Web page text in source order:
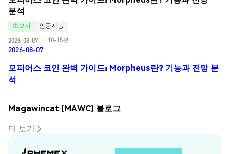
분석
초보자
인공지능
2026-08-07
10-15분
2026-08-07
모피어스 코인 완벽 가이드: Morpheus란? 기능과 전망 분
석
Magawincat (MAWC) 블로그
더 보기